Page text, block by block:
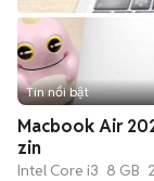
Tin nổi bật
Macbook Air
zin
Intel Core i3 8 GB